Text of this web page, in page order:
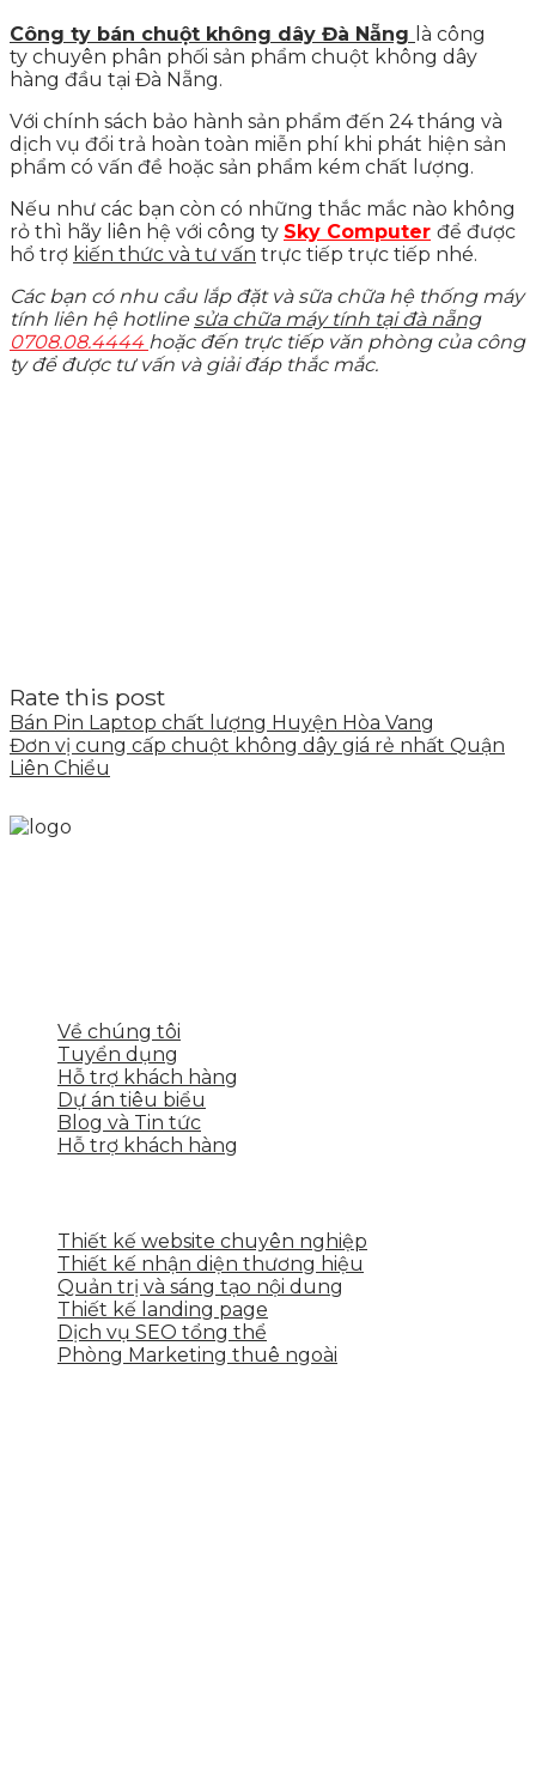
Công ty bán chuột không dây Đà Nẵng là công
ty chuyên phân phối sản phẩm chuột không dây
hàng đầu tại Đà Nẵng.
Với chính sách bảo hành sản phẩm đến 24 tháng và
dịch vụ đổi trả hoàn toàn miễn phí khi phát hiện sản
phẩm có vấn đề hoặc sản phẩm kém chất lượng.
Nếu như các bạn còn có những thắc mắc nào không
rỏ thì hãy liên hệ với công ty Sky Computer để được
hổ trợ kiến thức và tư vấn trực tiếp trực tiếp nhé.
Các bạn có nhu cầu lắp đặt và sữa chữa hệ thống máy
tính liên hệ hotline sửa chữa máy tính tại đà nẵng
0708.08.4444 hoặc đến trực tiếp văn phòng của công
ty để được tư vấn và giải đáp thắc mắc.
Rate this post
Bán Pin Laptop chất lượng Huyện Hòa Vang
Đơn vị cung cấp chuột không dây giá rẻ nhất Quận
Liên Chiểu
Về chúng tôi
Tuyển dụng
Hỗ trợ khách hàng
Dự án tiêu biểu
Blog và Tin tức
Hỗ trợ khách hàng
Thiết kế website chuyên nghiệp
Thiết kế nhận diện thương hiệu
Quản trị và sáng tạo nội dung
Thiết kế landing page
Dịch vụ SEO tổng thể
Phòng Marketing thuê ngoài